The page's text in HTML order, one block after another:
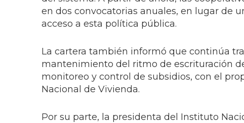
en dos convocatorias anuales, en lugar de
acceso a esta política pública.
La cartera también informó que continúa
mantenimiento del ritmo de escrituración
monitoreo y control de subsidios, con el
Nacional de Vivienda.
Por su parte, la presidenta del Instituto